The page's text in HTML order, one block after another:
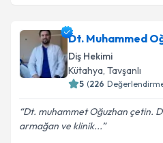
Dt. Muhammed
Diş Hekimi
Kütahya, Tavşanlı
5 (226
Dt. muhammet Oğuzhan çetin.
armağan ve klinik...